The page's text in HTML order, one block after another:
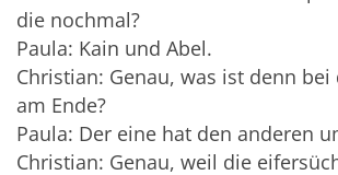
die nochmal?
Paula: Kain und Abel.
Christian: Genau, was ist denn
am Ende?
Paula: Der eine hat den anderen
Christian: Genau, weil die